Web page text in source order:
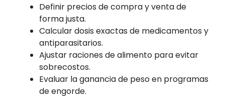
Definir precios de compra y venta de
forma justa.
Calcular dosis exactas de medicamentos y
antiparasitarios.
Ajustar raciones de alimento para evitar
sobrecostos.
Evaluar la ganancia de peso en programas
de engorde.